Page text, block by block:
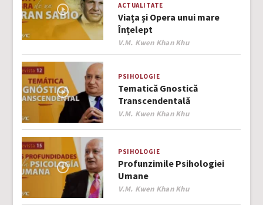
ACTUALITATE
Viața și Opera unui mare
Înțelept
Author
V.M. Kwen Khan Khu
PSIHOLOGIE
Tematică Gnostică
Transcendentală
Author
V.M. Kwen Khan Khu
PSIHOLOGIE
Profunzimile Psihologiei
Umane
Author
V.M. Kwen Khan Khu